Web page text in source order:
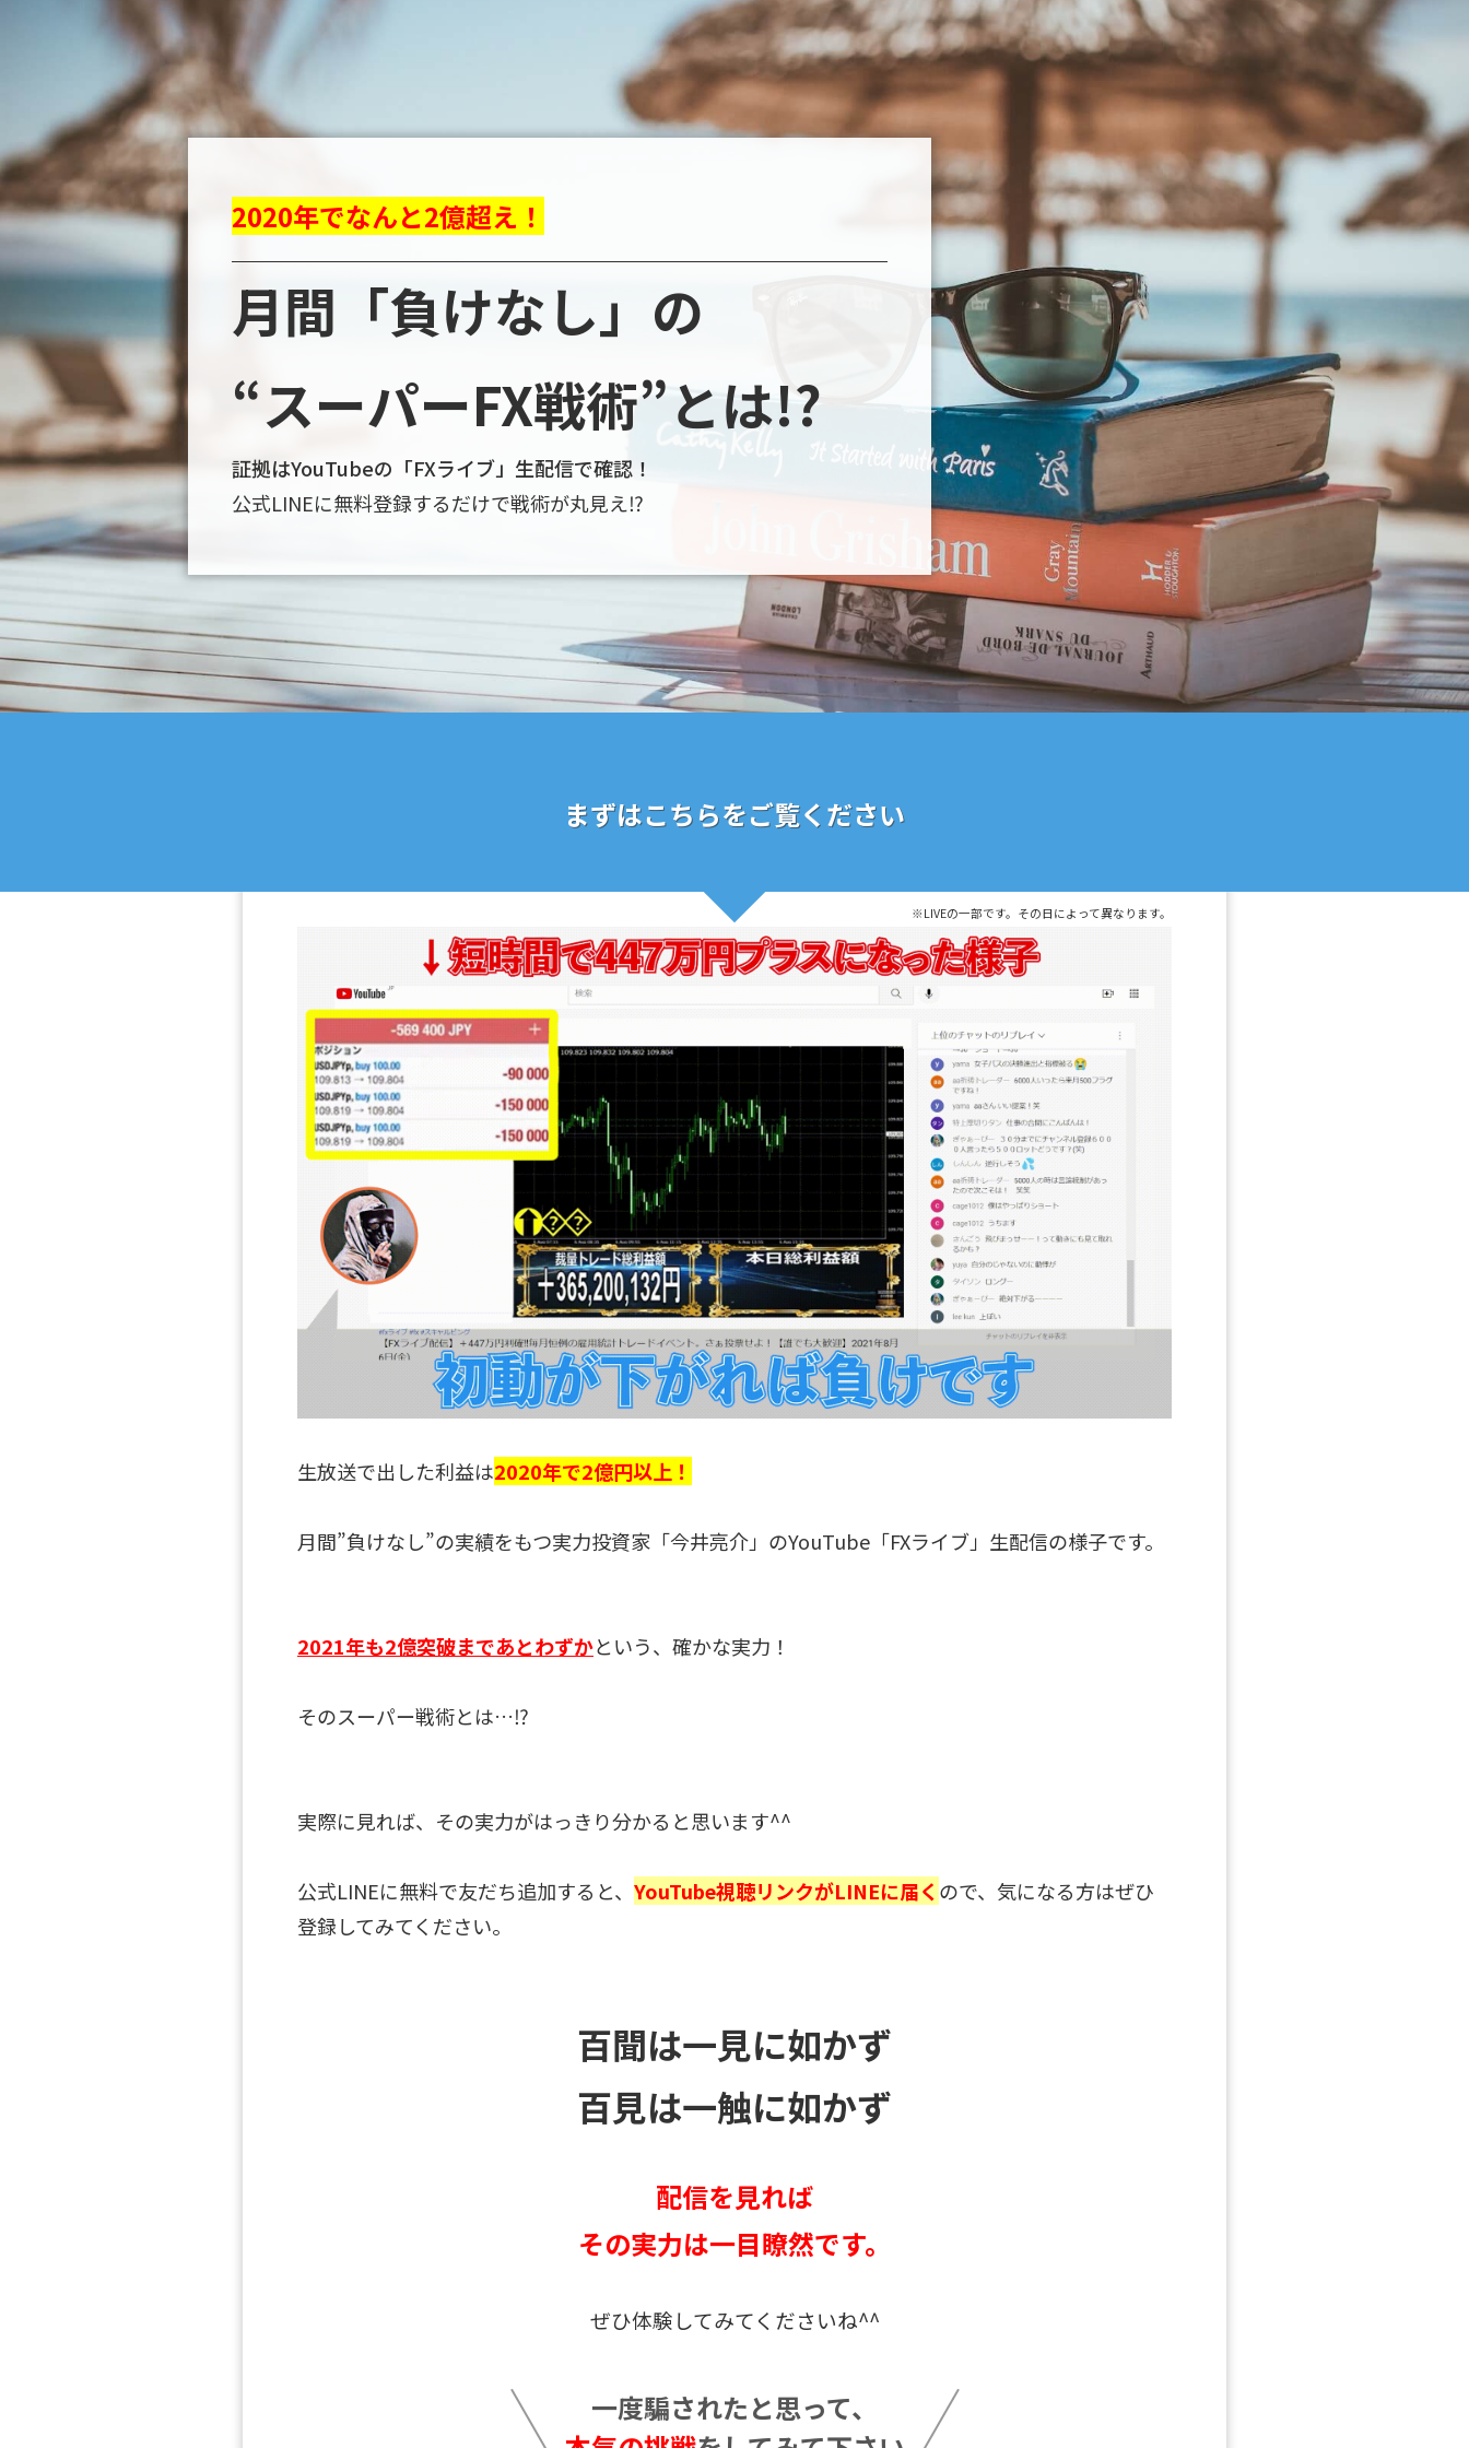
2020年でなんと2億超え！
月間「負けなし」の
“スーパーFX戦術”とは!?
証拠はYouTubeの「FXライブ」生配信で確認！
公式LINEに無料登録するだけで戦術が丸見え⁉
まずはこちらをご覧ください
※LIVEの一部です。その日によって異なります。
生放送で出した利益は2020年で2億円以上！
月間”負けなし”の実績をもつ実力投資家「今井亮介」のYouTube「FXライブ」生配信の様子です。
2021年も2億突破まであとわずかという、確かな実力！
そのスーパー戦術とは…⁉
実際に見れば、その実力がはっきり分かると思います^^
公式LINEに無料で友だち追加すると、 YouTube視聴リンクがLINEに届く ので、気になる方はぜひ
登録してみてください。
百聞は一見に如かず
百見は一触に如かず
配信を見れば
その実力は一目瞭然です。
ぜひ体験してみてくださいね^^
一度騙されたと思って、